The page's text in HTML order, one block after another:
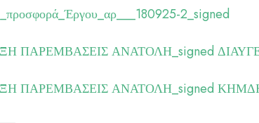
2_signed
ΠΑΡΕΜΒΑΣΕΙΣ ΑΝΑΤΟΛΗ_signed
ΠΑΡΕΜΒΑΣΕΙΣ ΑΝΑΤΟΛΗ_signed